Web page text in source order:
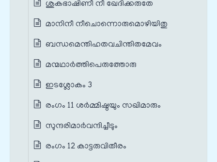
ശുകഭാഷിണീ നീ ഖേദിക്കരുതേ
മാനിനീ നീചൊന്നൊരുമൊഴിയിതു
ബന്ധമെന്തിഹതവചിന്തിതമേവം
മന്മഥാര്‍ത്തിപെരുത്തോരു
ഇടശ്ലോകം 3
രംഗം 11 ശർമ്മിഷ്ഠയും സഖിമാരും
സുന്ദരിമാര്‍വന്ദിച്ചീടും
രംഗം 12 കാട്ടരുവിതീരം